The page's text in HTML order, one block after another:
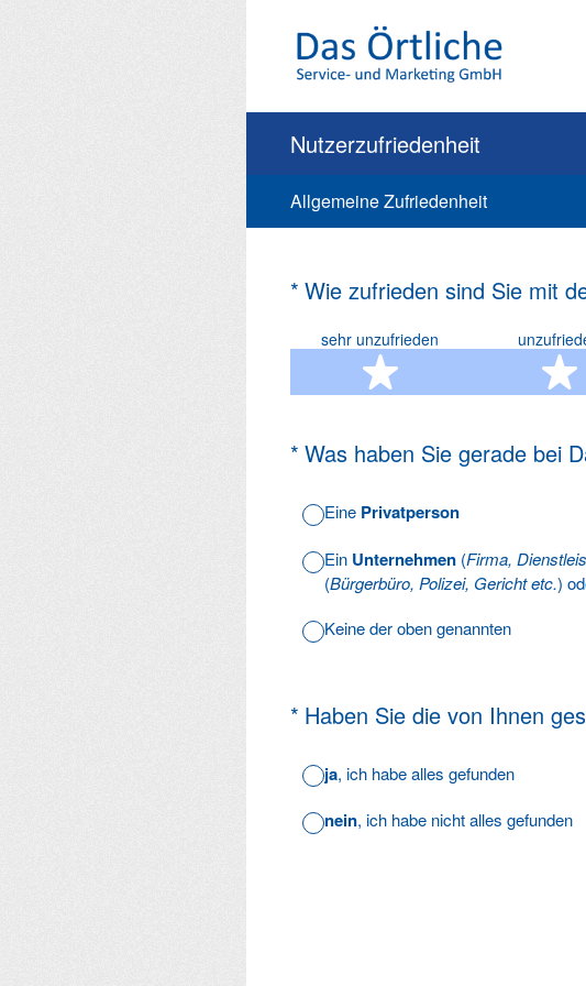
Nutzerzufriedenheit
Allgemeine Zufriedenheit
* Wie zufrieden sind Sie mit
(Erforderlich.)
sehr unzufrieden
1 Stern
* Was haben Sie gerade bei
(Erforderlich.)
Eine Privatperson
Ein Unternehmen (Firma,
(Bürgerbüro, Polizei, Gericht etc.)
Keine der oben genannten
* Haben Sie die von Ihnen
(Erforderlich.)
ja, ich habe alles gefunden
nein, ich habe nicht alles gefunden